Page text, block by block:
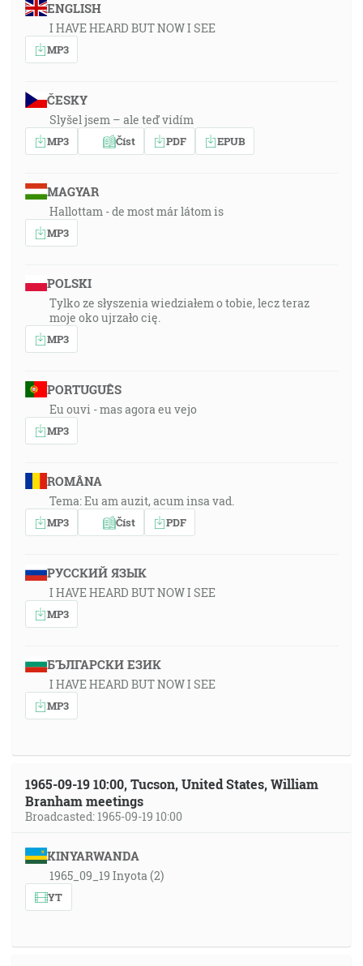
ENGLISH
I HAVE HEARD BUT NOW I SEE
MP3
ČESKY
Slyšel jsem – ale teď vidím
MP3 Číst PDF EPUB
MAGYAR
Hallottam - de most már látom is
MP3
POLSKI
Tylko ze słyszenia wiedziałem o tobie, lecz teraz
moje oko ujrzało cię.
MP3
PORTUGUÊS
Eu ouvi - mas agora eu vejo
MP3
ROMÂNA
Tema: Eu am auzit, acum insa vad.
MP3 Číst PDF
РУССКИЙ ЯЗЫК
I HAVE HEARD BUT NOW I SEE
MP3
БЪЛГАРСКИ ЕЗИК
I HAVE HEARD BUT NOW I SEE
MP3
1965-09-19 10:00, Tucson, United States, William
Branham meetings
Broadcasted: 1965-09-19 10:00
KINYARWANDA
1965_09_19 Inyota (2)
YT